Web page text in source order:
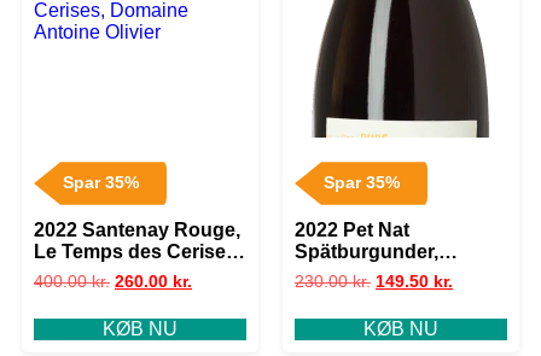
Spar 35%
2022 Santenay Rouge,
Le Temps des Cerises,
Domaine Antoine
400.00kr. 260.00 kr.
KØB NU
Spar 35%
2022 Pet Nat
Spätburgunder,
Gutswein, Weingut
Gysler, Rheinhessen
230.00kr. 149.50 kr.
KØB NU